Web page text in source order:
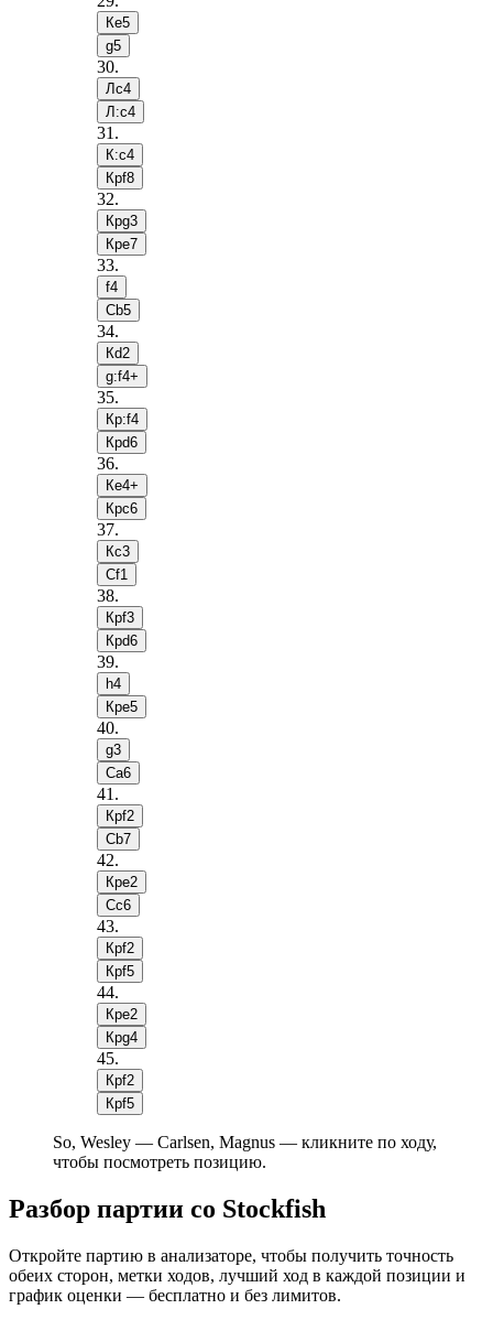
Кe5
g5
30.
Лc4
Л:c4
31 .
К:c4
Крf8
32.
Крg3
Крe7
33.
f4
Сb5
34.
Кd2
g:f4+
35.
Кр:f4
Крd6
36.
Кe4+
Крc6
37.
Кc3
Сf1
38.
Крf3
Крd6
39.
h4
Крe5
40.
g3
Сa6
41 .
Крf2
Сb7
42.
Крe2
Сc6
43.
Крf2
Крf5
44.
Крe2
Крg4
45.
Крf2
Крf5
So, Wesley — Carlsen, Magnus — кликните по ходу,
чтобы посмотреть позицию.
Разбор партии со Stockfish
Откройте партию в анализаторе, чтобы получить точность
обеих сторон, метки ходов, лучший ход в каждой позиции и
график оценки — бесплатно и без лимитов.